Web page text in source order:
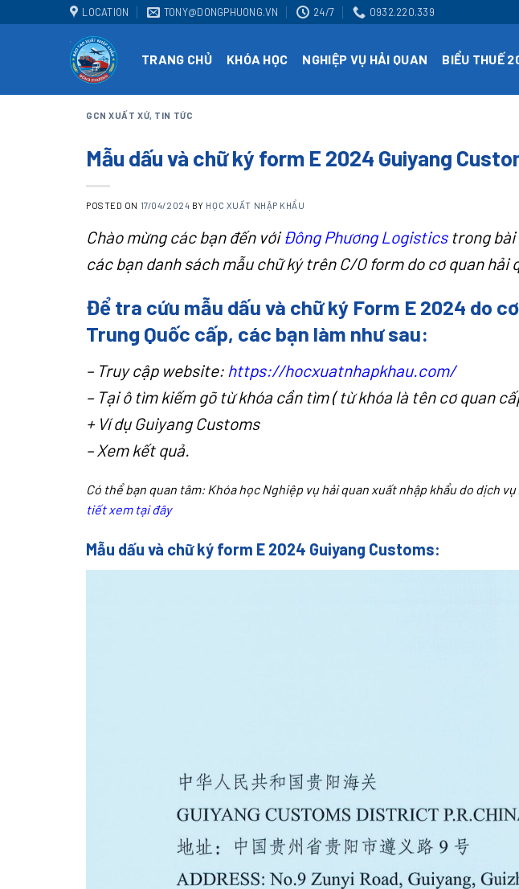
to
LOCATION TONY@DONGPHUONG.VN 24/7 0932.220.339
TRANG CHỦ KHÓA HỌC NGHIỆP VỤ HẢI QUAN BIỂU THUẾ
GCN XUẤT XỨ, TIN TỨC
Mẫu dấu và chữ ký form E 2024 Guiyang
POSTED ON 17/04/2024 BY HỌC XUẤT NHẬP KHẨU
Chào mừng các bạn đến với Đông Phương Logisticstrong bài
các bạn danh sách mẫu chữ ký trên C/O form do cơ quan hải
Để tra cứu mẫu dấu và chữ ký Form E 2024 do
Trung Quốc cấp, các bạn làm như sau:
– Truy cập website: https://hocxuatnhapkhau.com/
– Tại ô tìm kiếm gõ từ khóa cần tìm ( từ khóa là tên cơ quan
+ Ví dụ Guiyang Customs
– Xem kết quả.
Có thể bạn quan tâm:Khóa học Nghiệp vụ hải quan xuất nhập khẩu do dịch
tiết xem tại đây
Mẫu dấu và chữ ký form E 2024 Guiyang Customs: